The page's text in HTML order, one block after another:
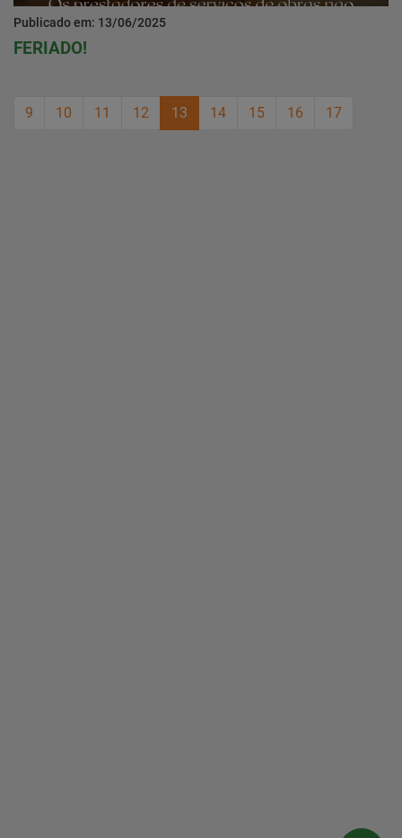
Publicado em: 13/06/2025
FERIADO!
9 10 11 12 13 14 15 16 17